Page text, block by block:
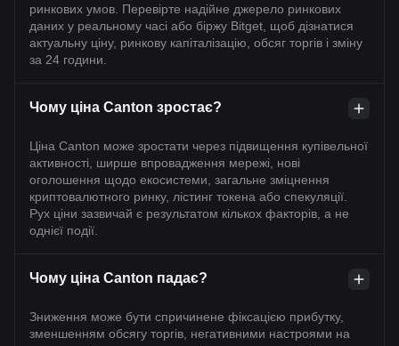
ринкових умов. Перевірте надійне джерело ринкових
даних у реальному часі або біржу Bitget, щоб дізнатися
актуальну ціну, ринкову капіталізацію, обсяг торгів і зміну
за 24 години.
Чому ціна Canton зростає?
Ціна Canton може зростати через підвищення купівельної
активності, ширше впровадження мережі, нові
оголошення щодо екосистеми, загальне зміцнення
криптовалютного ринку, лістинг токена або спекуляції.
Рух ціни зазвичай є результатом кількох факторів, а не
однієї події.
Чому ціна Canton падає?
Зниження може бути спричинене фіксацією прибутку,
зменшенням обсягу торгів, негативними настроями на